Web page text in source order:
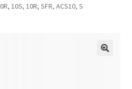
10S, 10R, SFR, ACS10, S